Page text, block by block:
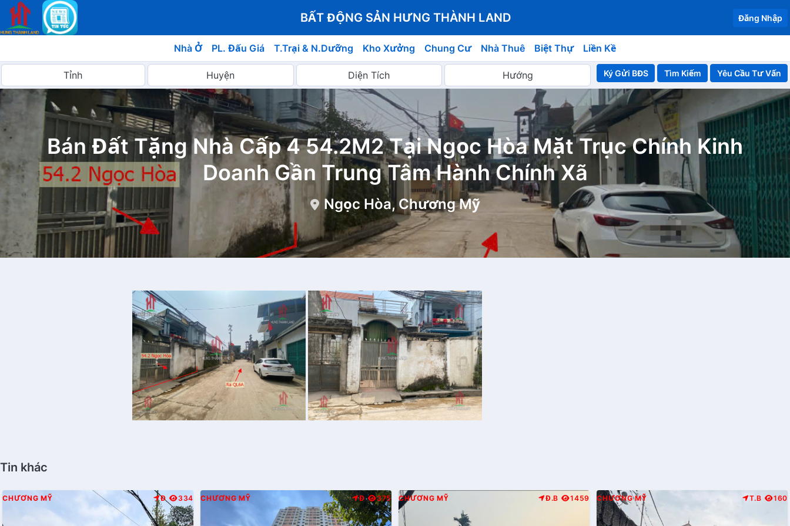
BẤT ĐỘNG SẢN HƯNG THÀNH LAND Đăng Nhập
Nhà Ở PL. Đấu Giá T.Trại & N.Dưỡng Kho Xưởng Chung Cư Nhà Thuê Biệt Thự Liền Kề
Ký Gửi BĐS Yêu Cầu Tư Vấn
Bán Đất Tặng Nhà Cấp 4 54.2M2 Tại Ngọc Hòa Mặt Trục Chính Kinh
Doanh Gần Trung Tâm Hành Chính Xã
Ngọc Hòa, Chương Mỹ
Tin khác
CHƯƠNG MỸ Đ 334 CHƯƠNG MỸ Đ 375 CHƯƠNG MỸ Đ.B 1459 CHƯƠNG MỸ T.B 160